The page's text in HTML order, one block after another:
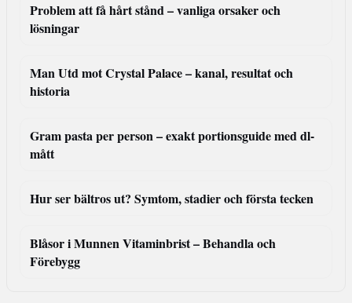
Problem att få hårt stånd – vanliga orsaker och
lösningar
Man Utd mot Crystal Palace – kanal, resultat och
historia
Gram pasta per person – exakt portionsguide med dl-
mått
Hur ser bältros ut? Symtom, stadier och första tecken
Blåsor i Munnen Vitaminbrist – Behandla och
Förebygg